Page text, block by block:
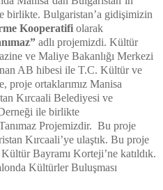
birlikte. Bulgaristan’a gidişimizin
Kooperatifi olarak
adlı projemizdi. Kültür
ve Maliye Bakanlığı Merkezi
AB hibesi ile T.C. Kültür ve
proje ortaklarımız Manisa
Kırcaali Belediyesi ve
ile birlikte
Projemizdir. Bu proje
Kırcaali’ye ulaştık. Bu proje
Bayramı Korteji’ne katıldık.
Kültürler Buluşması